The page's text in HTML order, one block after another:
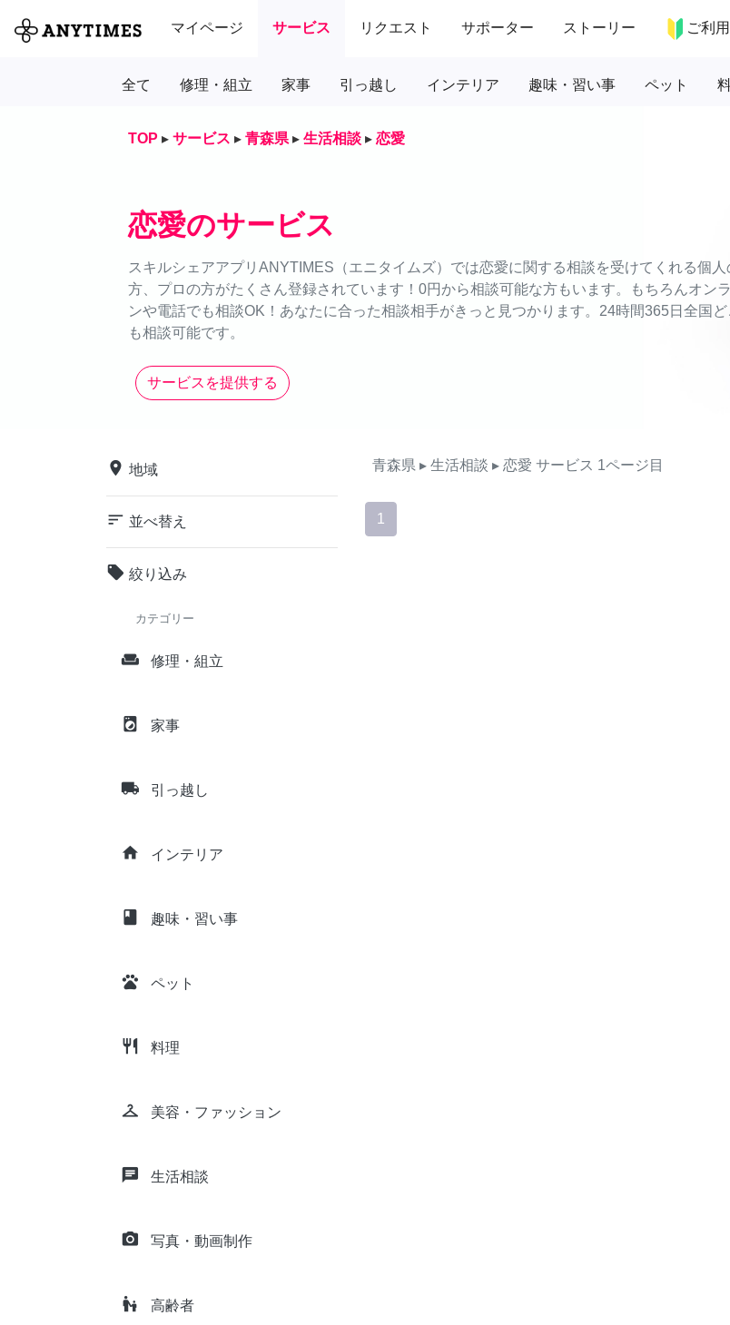
マイページ サービス リクエスト サポーター ストーリー ご利
全て 修理・組立 家事 引っ越し インテリア 趣味・習い事 ペット
TOP ▸ サービス ▸ 青森県 ▸ 生活相談 ▸ 恋愛
恋愛のサービス
スキルシェアアプリANYTIMES（エニタイムズ）では恋愛に関する相談を受けてくれる個人
方、プロの方がたくさん登録されています！0円から相談可能な方もいます。もちろんオン
ンや電話でも相談OK！あなたに合った相談相手がきっと見つかります。24時間365日全国
も相談可能です。
サービスを提供する
place 地域
sort 並べ替え
local_offer 絞り込み
カテゴリー
weekend 修理・組立
local_laundry_service 家事
local_shipping 引っ越し
home インテリア
class 趣味・習い事
pets ペット
restaurant 料理
checkroom 美容・ファッション
chat 生活相談
camera_alt 写真・動画制作
escalator_warning 高齢者
青森県 ▸ 生活相談 ▸ 恋愛 サービス 1ページ目
1